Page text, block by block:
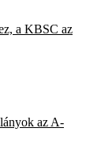
a KBSC az
az A-